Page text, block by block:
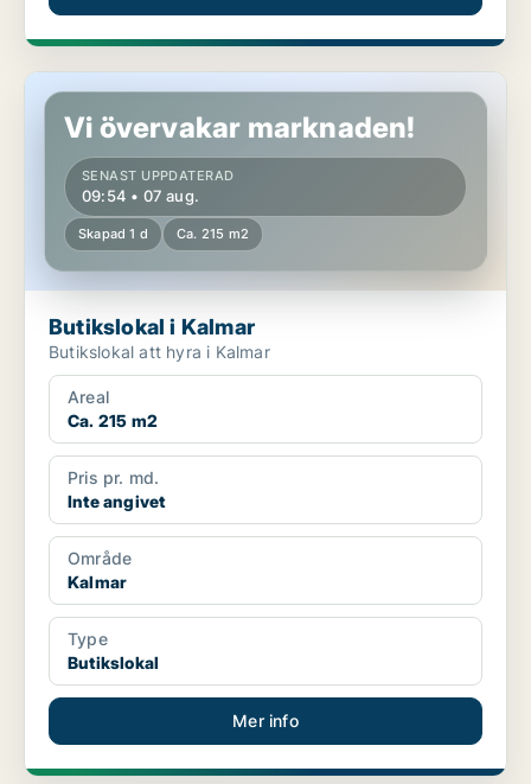
Butikslokal i Kalmar
Vi övervakar marknaden!
SENAST UPPDATERAD
09:54 • 07 aug.
Skapad 1 d Ca. 215 m2
Butikslokal i Kalmar
Butikslokal att hyra i Kalmar
Areal
Ca. 215 m2
Pris pr. md.
Inte angivet
Område
Kalmar
Type
Butikslokal
Mer info